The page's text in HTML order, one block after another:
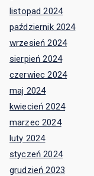
listopad 2024
październik 2024
wrzesień 2024
sierpień 2024
czerwiec 2024
maj 2024
kwiecień 2024
marzec 2024
luty 2024
styczeń 2024
grudzień 2023